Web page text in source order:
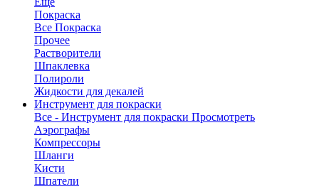
Покраска
Все Покраска
Прочее
Растворители
Шпаклевка
Полироли
Жидкости для декалей
Инструмент для покраски
Все - Инструмент для покраски Просмотреть
Аэрографы
Компрессоры
Шланги
Кисти
Шпатели